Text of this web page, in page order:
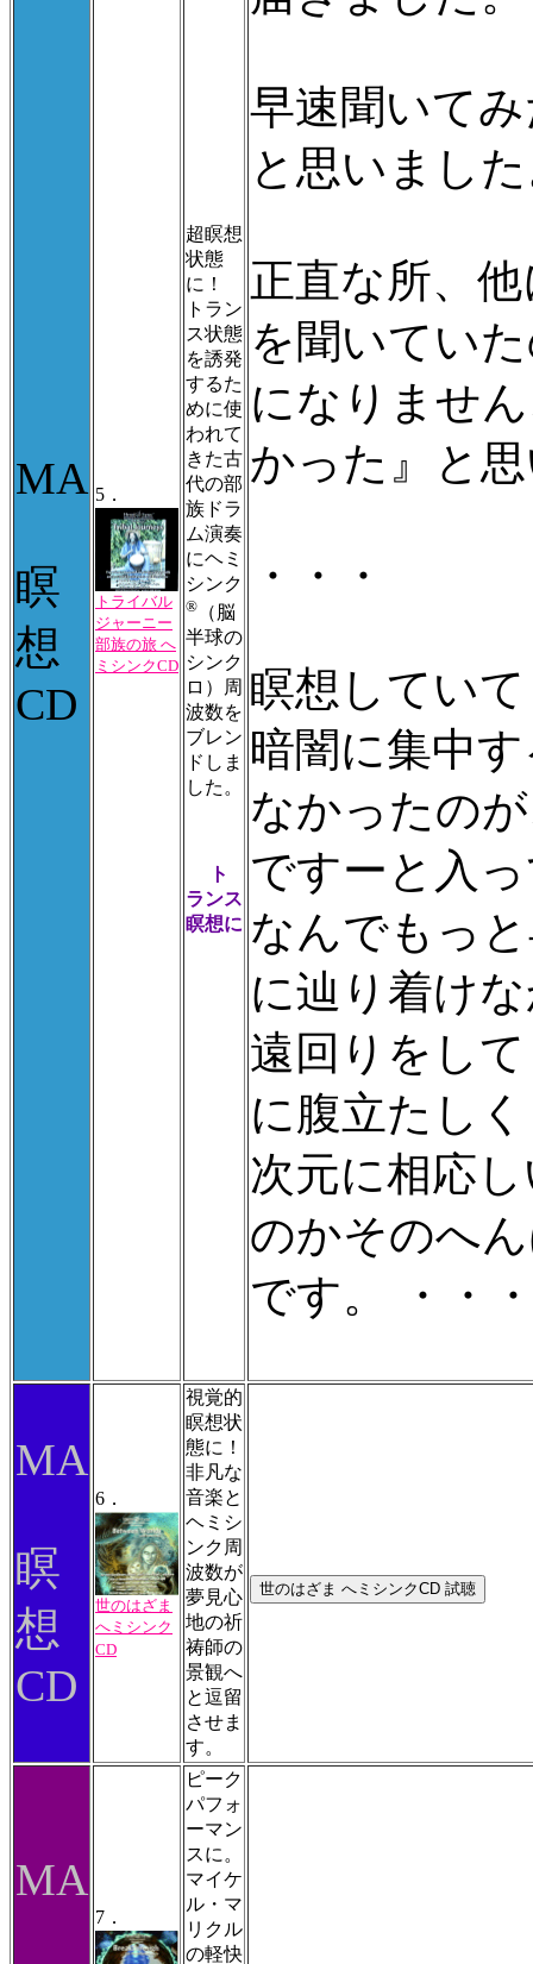
MA
瞑
想
CD
5．
トライバル
ジャーニー
部族の旅 へ
ミシンクCD
超瞑想
状態
に！
トラン
ス状態
を誘発
するた
めに使
われて
きた古
代の部
族ドラ
ム演奏
にヘミ
シンク
® （脳
半球の
シンク
ロ）周
波数を
ブレン
ドしま
した。
ト
ランス
瞑想に
早速聞いて
と思いまし
正直な所、
を聞いてい
になりませ
かった』と
・・・
瞑想してい
暗闇に集中
なかったの
ですーと入
なんでもっ
に辿り着け
遠回りをし
に腹立たし
次元に相応
のかそのへ
です。 ・・
MA
瞑
想
CD
6．
世のはざま
へミシンク
CD
視覚的
瞑想状
態に！
非凡な
音楽と
ヘミシ
ンク周
波数が
夢見心
地の祈
祷師の
景観へ
と逗留
させま
す。
MA
7．
ピーク
パフォ
ーマン
スに。
マイケ
ル・マ
リクル
の軽快